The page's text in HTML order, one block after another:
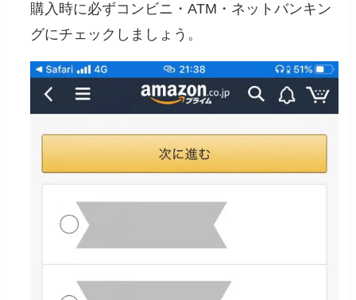
購入時に必ずコンビニ・ATM・ネットバンキン
グにチェックしましょう。